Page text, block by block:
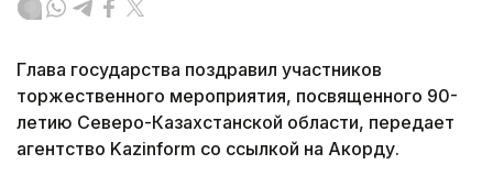
Глава государства поздравил участников
торжественного мероприятия, посвященного 90-
летию Северо-Казахстанской области, передает
агентство Kazinform со ссылкой на Акорду.